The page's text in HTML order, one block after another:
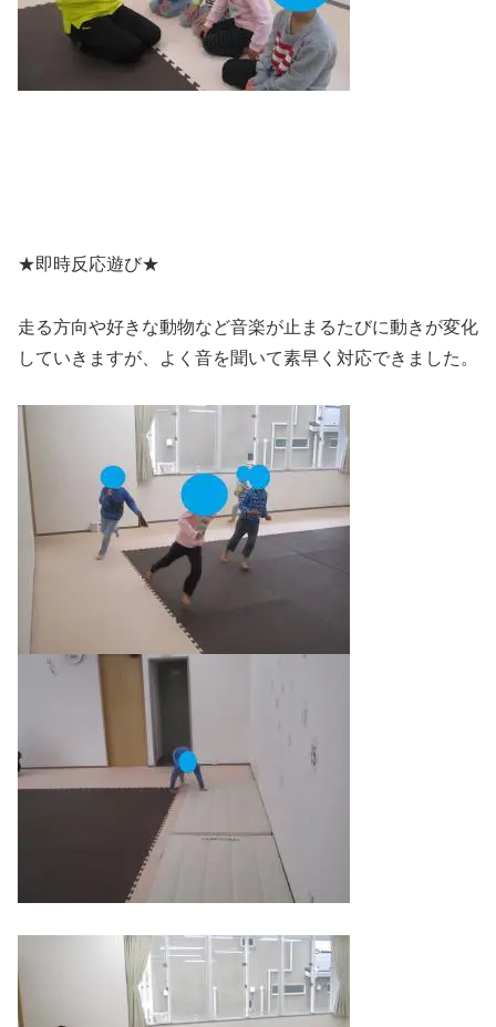
★即時反応遊び★
走る方向や好きな動物など音楽が止まるたびに動きが変化
していきますが、よく音を聞いて素早く対応できました。